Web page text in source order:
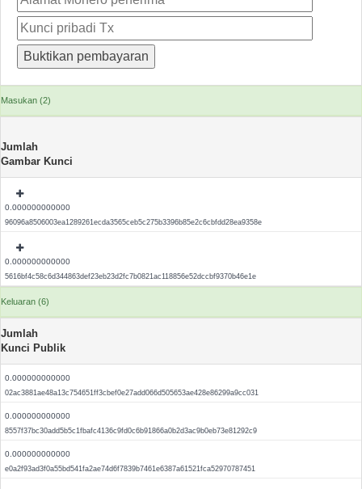
Masukan (2)
Jumlah
Gambar Kunci
0.000000000000
96096a8506003ea1289261ecda3565ceb5c275b3396b85e2c6cbfdd28ea9358e
0.000000000000
5616bf4c58c6d344863def23eb23d2fc7b0821ac118856e52dccbf9370b46e1e
Keluaran (6)
Jumlah
Kunci Publik
0.000000000000
02ac3881ae48a13c754651ff3cbef0e27add066d505653ae428e86299a9cc031
0.000000000000
8557f37bc30add5b5c1fbafc4136c9fd0c6b91866a0b2d3ac9b0eb73e81292c9
0.000000000000
e0a2f93ad3f0a55bd541fa2ae74d6f7839b7461e6387a61521fca52970787451